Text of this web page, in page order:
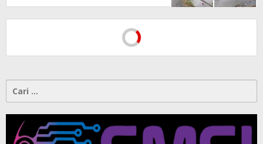
Dipertanyakan
untuk: